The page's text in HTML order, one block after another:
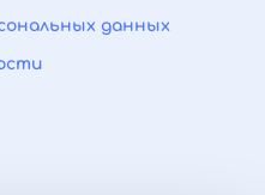
данных